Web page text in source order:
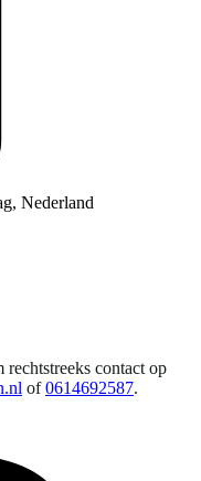
Nederland
rechtstreeks contact op
of 0614692587.